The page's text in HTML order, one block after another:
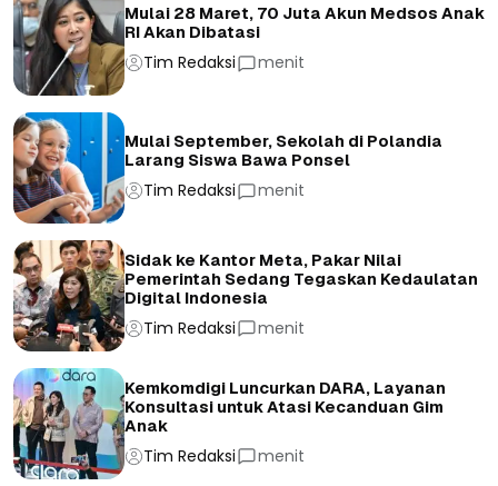
Mulai 28 Maret, 70 Juta Akun Medsos Anak
RI Akan Dibatasi
Tim Redaksi menit
Mulai September, Sekolah di Polandia
Larang Siswa Bawa Ponsel
Tim Redaksi menit
Sidak ke Kantor Meta, Pakar Nilai
Pemerintah Sedang Tegaskan Kedaulatan
Digital Indonesia
Tim Redaksi menit
Kemkomdigi Luncurkan DARA, Layanan
Konsultasi untuk Atasi Kecanduan Gim
Anak
Tim Redaksi menit